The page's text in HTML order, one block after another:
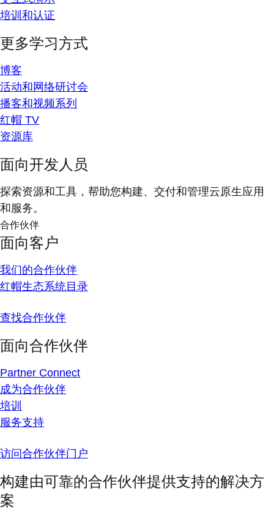
培训和认证
更多学习方式
博客
活动和网络研讨会
播客和视频系列
红帽 TV
资源库
面向开发人员
探索资源和工具，帮助您构建、交付和管理云原生应用
和服务。
合作伙伴
面向客户
我们的合作伙伴
红帽生态系统目录
查找合作伙伴
面向合作伙伴
Partner Connect
成为合作伙伴
培训
服务支持
访问合作伙伴门户
构建由可靠的合作伙伴提供支持的解决方
案